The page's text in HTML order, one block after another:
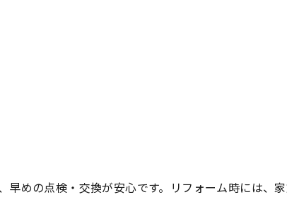
りリフォームの施工ポイント
暮らしに与える変化とは
よる家族の団らんへの影響
めの点検・交換が安心です。リフォーム時には、